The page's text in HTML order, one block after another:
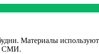
Материалы
СМИ.